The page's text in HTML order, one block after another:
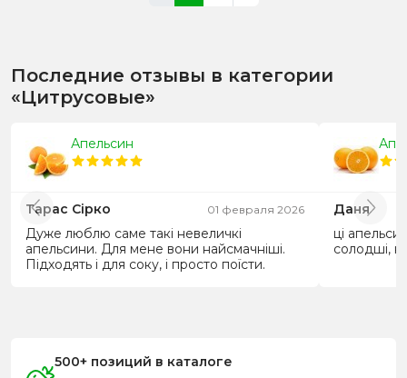
Последние отзывы в категории
«Цитрусовые»
Апельсин
Тарас Сірко 01 февраля 2026
Дуже люблю саме такі невеличкі
апельсини. Для мене вони найсмачніші.
Підходять і для соку, і просто поїсти.
Даня
ці
солодші,
500+ позиций в каталоге